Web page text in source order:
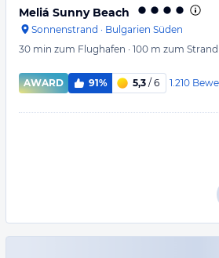
Meliá Sunny Beach
Sonnenstrand · Bulgarien Süden
30 min zum Flughafen · 100 m zum Strand
AWARD 91% 5,3 / 6 1.210